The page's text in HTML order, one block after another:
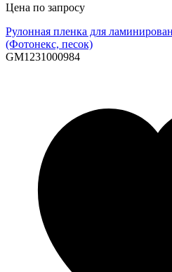
Цена по запросу
Рулонная пленка для
(Фотонекс, песок)
GM1231000984